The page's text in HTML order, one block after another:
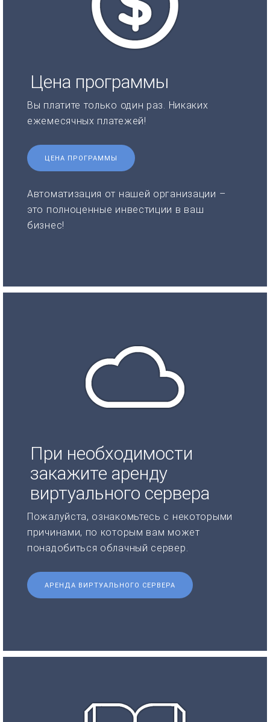
Цена программы
Вы платите только один раз. Никаких
ежемесячных платежей!
ЦЕНА ПРОГРАММЫ
Автоматизация от нашей организации –
это полноценные инвестиции в ваш
бизнес!
При необходимости
закажите аренду
виртуального сервера
Пожалуйста, ознакомьтесь с некоторыми
причинами, по которым вам может
понадобиться облачный сервер.
АРЕНДА ВИРТУАЛЬНОГО СЕРВЕРА